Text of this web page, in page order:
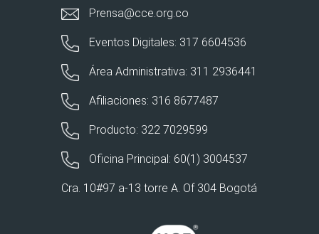
Prensa@cce.org.co
Eventos Digitales: 317 6604536
Área Administrativa: 311 2936441
Afiliaciones: 316 8677487
Producto: 322 7029599
Oficina Principal: 60(1) 3004537
Cra. 10#97 a-13 torre A. Of 304 Bogotá